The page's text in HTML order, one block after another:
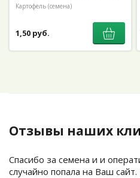
Картофель (семена)
1,50 руб.
Отзывы наших
Спасибо за семена и и
случайно попала на Ваш